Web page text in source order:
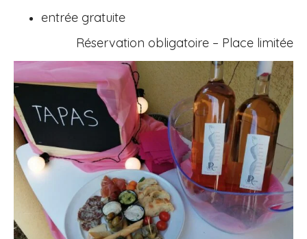
entrée gratuite
Réservation obligatoire – Place limitée